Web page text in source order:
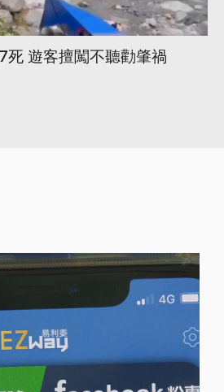
死 遊客擅闖不聽勸肇禍